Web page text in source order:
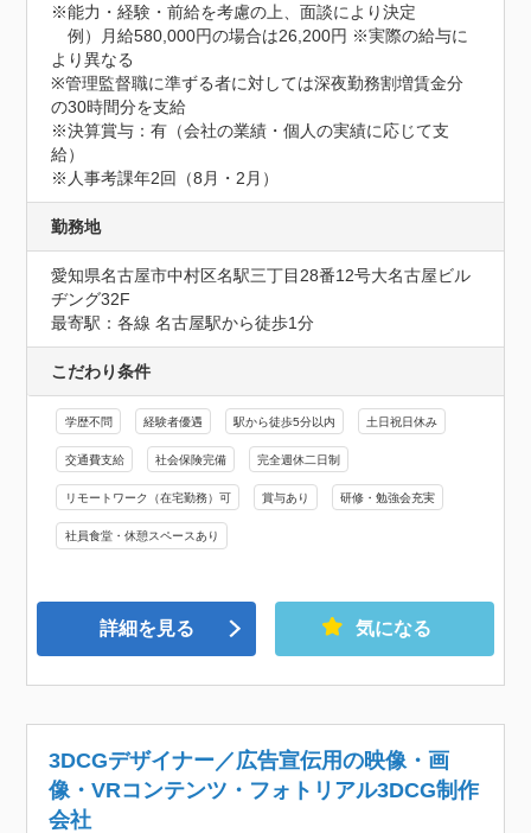
※能力・経験・前給を考慮の上、面談により決定
例）月給580,000円の場合は26,200円 ※実際の給与に
より異なる
※管理監督職に準ずる者に対しては深夜勤務割増賃金分
の30時間分を支給
※決算賞与：有（会社の業績・個人の実績に応じて支
給）
※人事考課年2回（8月・2月）
勤務地
愛知県名古屋市中村区名駅三丁目28番12号大名古屋ビル
ヂング32F
最寄駅：各線 名古屋駅から徒歩1分
こだわり条件
学歴不問 経験者優遇 駅から徒歩5分以内 土日祝日休み
交通費支給 社会保険完備 完全週休二日制
リモートワーク（在宅勤務）可 賞与あり 研修・勉強会充実
社員食堂・休憩スペースあり
詳細を見る 気になる
3DCGデザイナー／広告宣伝用の映像・画
像・VRコンテンツ・フォトリアル3DCG制作
会社